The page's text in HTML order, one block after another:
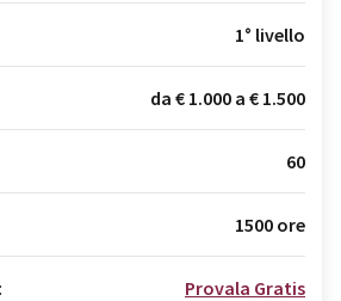
1° livello
da € 1.000 a € 1.500
60
1500 ore
Provala Gratis